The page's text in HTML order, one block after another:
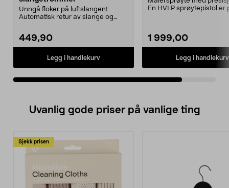
Unngå floker på luftslangen!
Automatisk retur av slange og
449,90
Legg i handlekurv
En HVLP sprøytepistol er
1 999,00
Legg i handlekurv
Uvanlig gode priser på vanlige ting
Sjekk prisen